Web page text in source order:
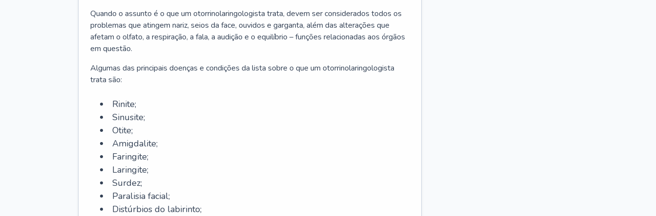
Quando o assunto é o que um otorrinolaringologista trata, devem ser considerados todos os
problemas que atingem nariz, seios da face, ouvidos e garganta, além das alterações que
afetam o olfato, a respiração, a fala, a audição e o equilíbrio – funções relacionadas aos órgãos
em questão.
Algumas das principais doenças e condições da lista sobre o que um otorrinolaringologista
trata são:
Rinite;
Sinusite;
Otite;
Amigdalite;
Faringite;
Laringite;
Surdez;
Paralisia facial;
Distúrbios do labirinto;